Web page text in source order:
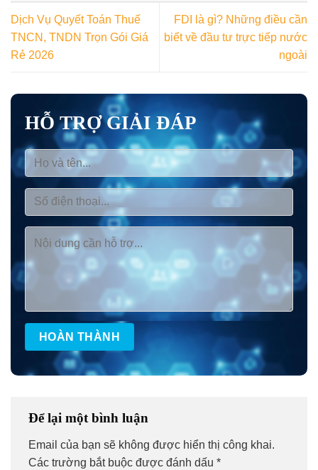
Dịch Vụ Quyết Toán Thuế
TNCN, TNDN Trọn Gói Giá
Rẻ 2026
FDI là gì? Những điều cần
biết về đầu tư trực tiếp nước
ngoài
HỖ TRỢ GIẢI ĐÁP
Để lại một bình luận
Email của bạn sẽ không được hiển thị công khai.
Các trường bắt buộc được đánh dấu *